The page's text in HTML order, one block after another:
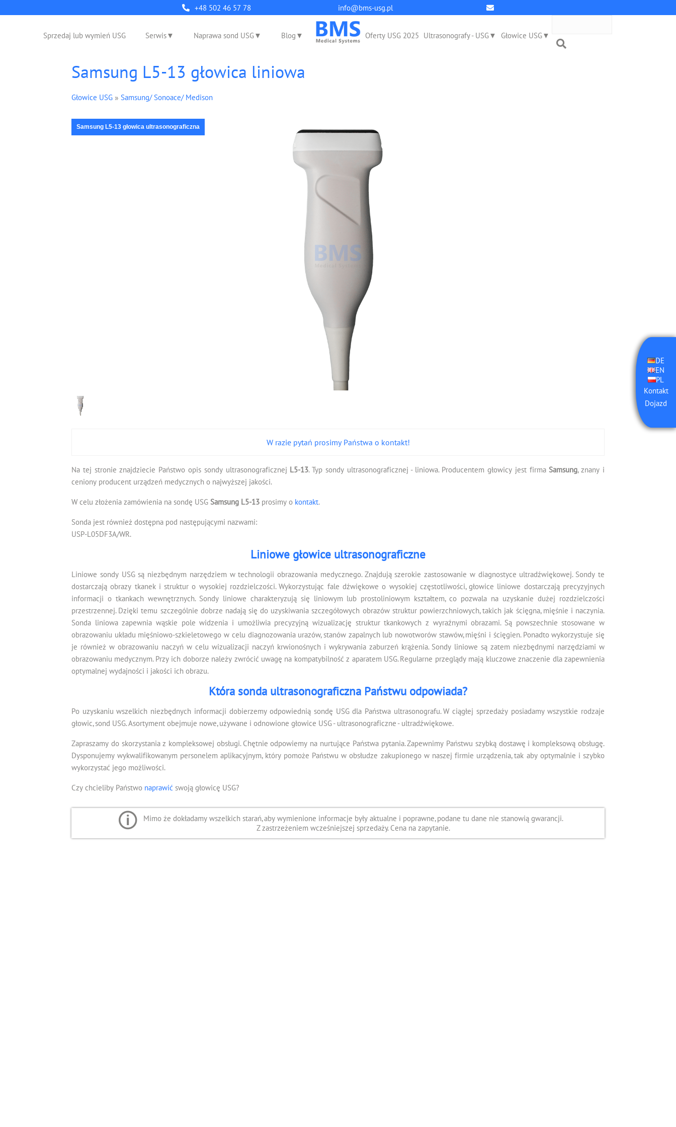
q
+48 502 46 57 78 info@bms-usg.pl
DE
EN
PL
Kontakt
Dojazd
Sprzedaj lub wymień USG Serwis Naprawa sond USG Blog Oferty USG 2025 Ultrasonografy - USG Głowice USG
Samsung L5-13 głowica liniowa
Głowice USG » Samsung/ Sonoace/ Medison
Samsung L5-13 głowica ultrasonograficzna
W razie pytań prosimy Państwa o kontakt!
Na tej stronie znajdziecie Państwo opis sondy ultrasonograficznej L5-13. Typ sondy ultrasonograficznej - liniowa. Producentem głowicy jest firmaSamsung, znany i
ceniony producent urządzeń medycznych o najwyższej jakości.
W celu złożenia zamówienia na sondę USG Samsung L5-13 prosimy o kontakt.
Sonda jest również dostępna pod następującymi nazwami:
USP-L05DF3A/WR.
Liniowe głowice ultrasonograficzne
Liniowe sondy USG są niezbędnym narzędziem w technologii obrazowania medycznego. Znajdują szerokie zastosowanie w diagnostyce ultradźwiękowej. Sondy te
dostarczają obrazy tkanek i struktur o wysokiej rozdzielczości. Wykorzystując fale dźwiękowe o wysokiej częstotliwości, głowice liniowe dostarczają precyzyjnych
informacji o tkankach wewnętrznych. Sondy liniowe charakteryzują się liniowym lub prostoliniowym kształtem, co pozwala na uzyskanie dużej rozdzielczości
przestrzennej. Dzięki temu szczególnie dobrze nadają się do uzyskiwania szczegółowych obrazów struktur powierzchniowych, takich jak ścięgna, mięśnie i naczynia.
Sonda liniowa zapewnia wąskie pole widzenia i umożliwia precyzyjną wizualizację struktur tkankowych z wyraźnymi obrazami. Są powszechnie stosowane w
obrazowaniu układu mięśniowo-szkieletowego w celu diagnozowania urazów, stanów zapalnych lub nowotworów stawów, mięśni i ścięgien. Ponadto wykorzystuje się
je również w obrazowaniu naczyń w celu wizualizacji naczyń krwionośnych i wykrywania zaburzeń krążenia. Sondy liniowe są zatem niezbędnymi narzędziami w
obrazowaniu medycznym. Przy ich doborze należy zwrócić uwagę na kompatybilność z aparatem USG. Regularne przeglądy mają kluczowe znaczenie dla zapewnienia
optymalnej wydajności i jakości ich obrazu.
Która sonda ultrasonograficzna Państwu odpowiada?
Po uzyskaniu wszelkich niezbędnych informacji dobierzemy odpowiednią sondę USG dla Państwa ultrasonografu. W ciągłej sprzedaży posiadamy wszystkie rodzaje
głowic, sond USG. Asortyment obejmuje nowe, używane i odnowione głowice USG - ultrasonograficzne - ultradźwiękowe.
Zapraszamy do skorzystania z kompleksowej obsługi. Chętnie odpowiemy na nurtujące Państwa pytania. Zapewnimy Państwu szybką dostawę i kompleksową obsługę.
Dysponujemy wykwalifikowanym personelem aplikacyjnym, który pomoże Państwu w obsłudze zakupionego w naszej firmie urządzenia, tak aby optymalnie i szybko
wykorzystać jego możliwości.
Czy chcieliby Państwo naprawić swoją głowicę USG?
Mimo że dokładamy wszelkich starań, aby wymienione informacje były aktualne i poprawne, podane tu dane nie stanowią gwarancji.
Z zastrzeżeniem wcześniejszej sprzedaży. Cena na zapytanie.